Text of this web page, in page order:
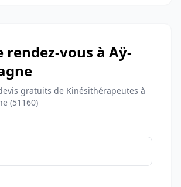
rendez-vous à Aÿ-
gratuits de Kinésithérapeutes à
(51160)